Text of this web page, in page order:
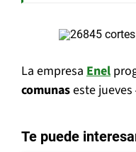
La empresa Enel
comunaseste
Te puede